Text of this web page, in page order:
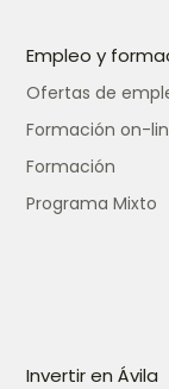
Empleo y
Ofertas de
Formación on-
Formación
Programa Mixto
Invertir en Ávila